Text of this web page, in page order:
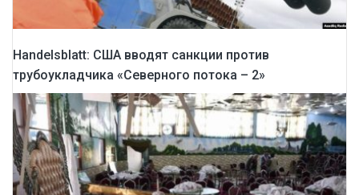
Handelsblatt: США вводят санкции против
трубоукладчика «Северного потока – 2»